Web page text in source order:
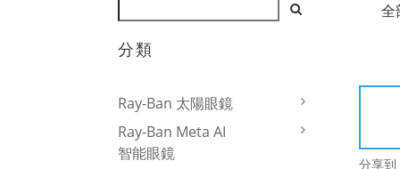
分類
Ray-Ban 太陽眼鏡
Ray-Ban Meta AI
智能眼鏡
全
分享到